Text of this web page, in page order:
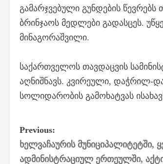
გამარჯვებული გუნდების
ბრინჯაოს მედლები გადასცეს.
მინაგორაშვილი.
საქართველოს თავდაცვის
აღნიშნავს. კვირეული, დაჭრილ-
სოლიდარობის გამოხატვას
P
o
Previous:
ხელვაჩაურის მუნიციპალიტეტში,
ადმინისტრაციულ ერთეულში,